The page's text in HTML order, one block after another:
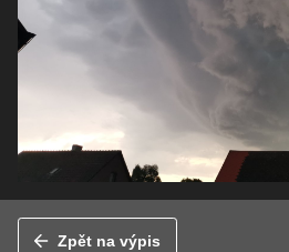
Zpět na výpis